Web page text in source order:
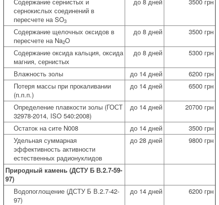
сернокислых соединений в
пересчете на SO3
Содержание щелочных оксидов в
пересчете на Na2O
до 8 дней 3500 грн
Содержание оксида кальция, оксида
магния, сернистых
до 8 дней 5300 грн
Влажность золы до 14 дней
6200 грн
Потеря массы при прокаливании
(п.п.п.)
до 14 дней 6500 грн
Определение плавкости золы (ГОСТ
32978-2014, ISO 540:2008)
до 14 дней 20700 грн
Остаток на сите N008 до 14 дней
3500 грн
Удельная суммарная
эффективность активности
естественных радионуклидов
до 28 дней 9800 грн
Природный камень (ДСТУ Б В.2.7-59-
97)
Водопоглощение (ДСТУ Б В.2.7-42-
97)
до 14 дней 6200 грн